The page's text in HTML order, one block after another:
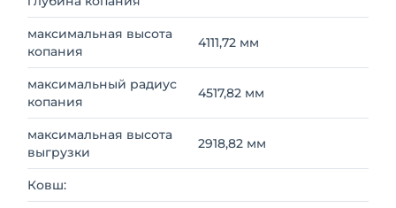
максимальная высота
копания
4111,72 мм
максимальный радиус
копания
4517,82 мм
максимальная высота
выгрузки
2918,82 мм
Ковш: